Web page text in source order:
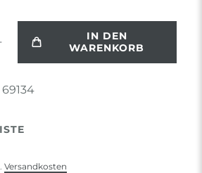
IN DEN
WARENKORB
69134
Versandkosten